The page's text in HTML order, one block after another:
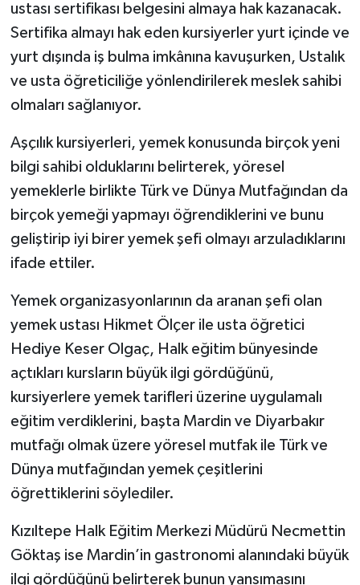
ustası sertifikası belgesini almaya hak kazanacak.
Sertifika almayı hak eden kursiyerler yurt içinde ve
yurt dışında iş bulma imkânına kavuşurken, Ustalık
ve usta öğreticiliğe yönlendirilerek meslek sahibi
olmaları sağlanıyor.
Aşçılık kursiyerleri, yemek konusunda birçok yeni
bilgi sahibi olduklarını belirterek, yöresel
yemeklerle birlikte Türk ve Dünya Mutfağından da
birçok yemeği yapmayı öğrendiklerini ve bunu
geliştirip iyi birer yemek şefi olmayı arzuladıklarını
ifade ettiler.
Yemek organizasyonlarının da aranan şefi olan
yemek ustası Hikmet Ölçer ile usta öğretici
Hediye Keser Olgaç, Halk eğitim bünyesinde
açtıkları kursların büyük ilgi gördüğünü,
kursiyerlere yemek tarifleri üzerine uygulamalı
eğitim verdiklerini, başta Mardin ve Diyarbakır
mutfağı olmak üzere yöresel mutfak ile Türk ve
Dünya mutfağından yemek çeşitlerini
öğrettiklerini söylediler.
Kızıltepe Halk Eğitim Merkezi Müdürü Necmettin
Göktaş ise Mardin’in gastronomi alanındaki büyük
ilgi gördüğünü belirterek bunun yansımasını